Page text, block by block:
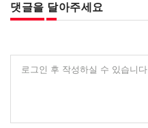
댓글을 달아주세요
로그인 후 작성하실 수 있습니다